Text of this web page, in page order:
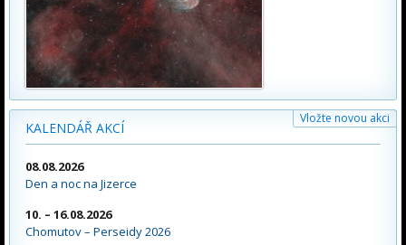
KALENDÁŘ AKCÍ
Vložte novou akci
08.08.2026
Den a noc na Jizerce
10. – 16.08.2026
Chomutov – Perseidy 2026